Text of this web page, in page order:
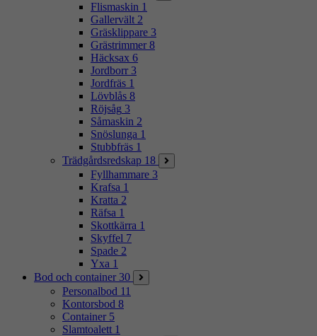
Flismaskin 1
Gallervält 2
Gräsklippare 3
Grästrimmer 8
Häcksax 6
Jordborr 3
Jordfräs 1
Lövblås 8
Röjsåg 3
Såmaskin 2
Snöslunga 1
Stubbfräs 1
Trädgårdsredskap 18
Fyllhammare 3
Krafsa 1
Kratta 2
Räfsa 1
Skottkärra 1
Skyffel 7
Spade 2
Yxa 1
Bod och container 30
Personalbod 11
Kontorsbod 8
Container 5
Slamtoalett 1